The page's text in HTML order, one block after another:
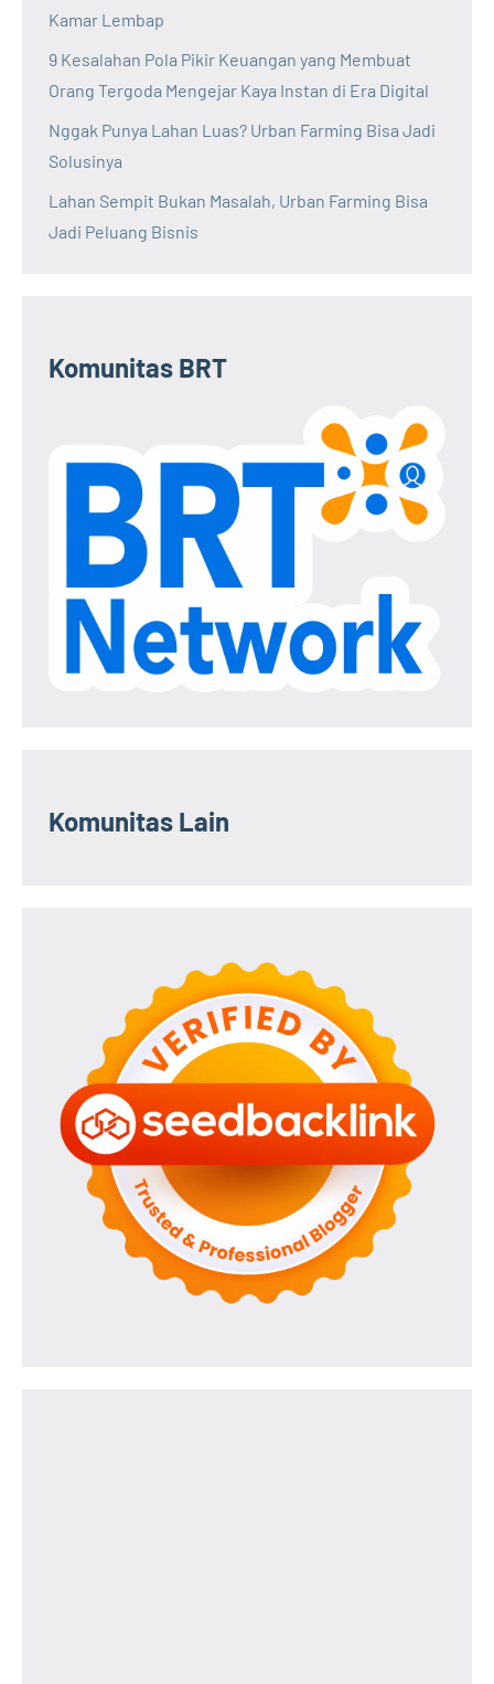
Kamar Lembap
9 Kesalahan Pola Pikir Keuangan yang Membuat
Orang Tergoda Mengejar Kaya Instan di Era Digital
Nggak Punya Lahan Luas? Urban Farming Bisa Jadi
Solusinya
Lahan Sempit Bukan Masalah, Urban Farming Bisa
Jadi Peluang Bisnis
Komunitas BRT
Komunitas Lain